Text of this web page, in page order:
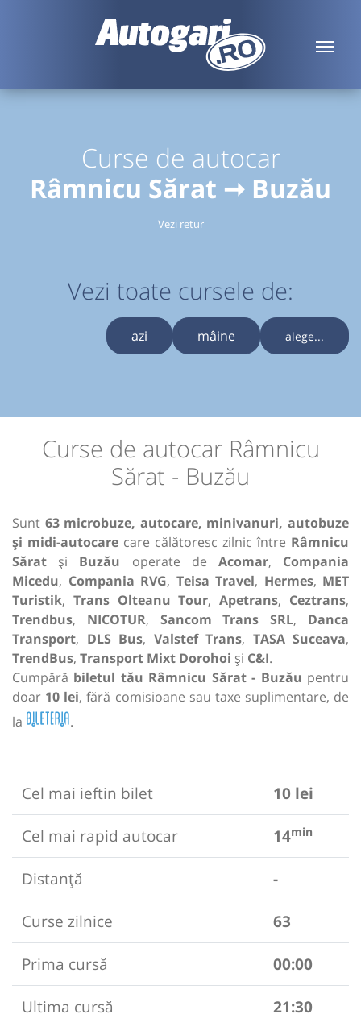
Curse de autocar
Râmnicu Sărat ➞ Buzău
Vezi retur
Vezi toate cursele de:
azi mâine alege...
Curse de autocar Râmnicu
Sărat - Buzău
Sunt 63 microbuze, autocare, minivanuri, autobuze
și midi-autocare care călătoresc zilnic între Râmnicu
Sărat și Buzău operate de Acomar, Compania
Micedu, Compania RVG, Teisa Travel, Hermes, MET
Turistik, Trans Olteanu Tour,Apetrans, Ceztrans,
Trendbus, NICOTUR, Sancom Trans SRL, Danca
Transport, DLS Bus, Valstef Trans, TASA Suceava,
TrendBus, Transport Mixt Dorohoi și C&I.
Cumpără biletul tău Râmnicu Sărat - Buzău pentru
doar 10 lei, fără comisioane sau taxe suplimentare, de
la
.
Cel mai ieftin bilet
10 lei
Cel mai rapid autocar
14min
Distanță
-
Curse zilnice
63
Prima cursă
00:00
Ultima cursă
21:30